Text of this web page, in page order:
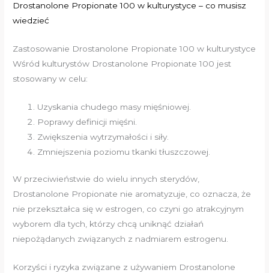
Drostanolone Propionate 100 w kulturystyce – co musisz
wiedzieć
Zastosowanie Drostanolone Propionate 100 w kulturystyce
Wśród kulturystów Drostanolone Propionate 100 jest
stosowany w celu:
Uzyskania chudego masy mięśniowej.
Poprawy definicji mięśni.
Zwiększenia wytrzymałości i siły.
Zmniejszenia poziomu tkanki tłuszczowej.
W przeciwieństwie do wielu innych sterydów,
Drostanolone Propionate nie aromatyzuje, co oznacza, że
nie przekształca się w estrogen, co czyni go atrakcyjnym
wyborem dla tych, którzy chcą uniknąć działań
niepożądanych związanych z nadmiarem estrogenu.
Korzyści i ryzyka związane z używaniem Drostanolone